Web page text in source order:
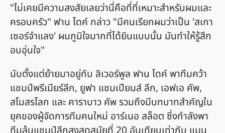
"ไม่เคยมีความสงสัยเลยว่านี่คือที่ที่เหมาะสำหรับผมและ
ครอบครัว" ฟาน ไดค์ กล่าว "มีคนเรียกผมว่าเป็น 'สเกา
เซอร์จำแลง' ผมภูมิใจมากที่ได้ยินแบบนั้น มันทำให้รู้สึก
อบอุ่นใจ"
นับตั้งแต่ย้ายมาอยู่กับ ลิเวอร์พูล ฟาน ไดค์ พาทีมคว้า
แชมป์พรีเมียร์ลีก, ยูฟา แชมเปียนส์ ลีก, เอฟเอ คัพ,
สโมสรโลก และ คาราบาว คัพ รวมถึงมีบทบาทสำคัญใน
ยุคของผู้จัดการทีมคนใหม่ อาร์เนอ สล็อต ซึ่งกำลังพา